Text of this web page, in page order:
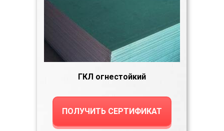
ГКЛ огнестойкий
ПОЛУЧИТЬ СЕРТИФИКАТ